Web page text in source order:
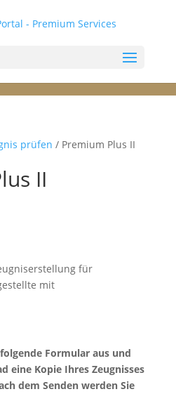
prüfen / Premium Plus II
II
für
mit
Formular aus und
eine Kopie Ihres Zeugnisses
dem Senden werden Sie